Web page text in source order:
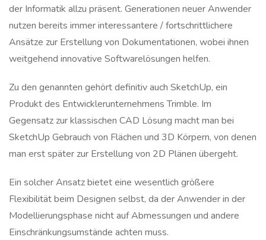
der Informatik allzu präsent. Generationen neuer Anwender
nutzen bereits immer interessantere / fortschrittlichere
Ansätze zur Erstellung von Dokumentationen, wobei ihnen
weitgehend innovative Softwarelösungen helfen.
Zu den genannten gehört definitiv auch SketchUp, ein
Produkt des Entwicklerunternehmens Trimble. Im
Gegensatz zur klassischen CAD Lösung macht man bei
SketchUp Gebrauch von Flächen und 3D Körpern, von denen
man erst später zur Erstellung von 2D Plänen übergeht.
Ein solcher Ansatz bietet eine wesentlich größere
Flexibilität beim Designen selbst, da der Anwender in der
Modellierungsphase nicht auf Abmessungen und andere
Einschränkungsumstände achten muss.